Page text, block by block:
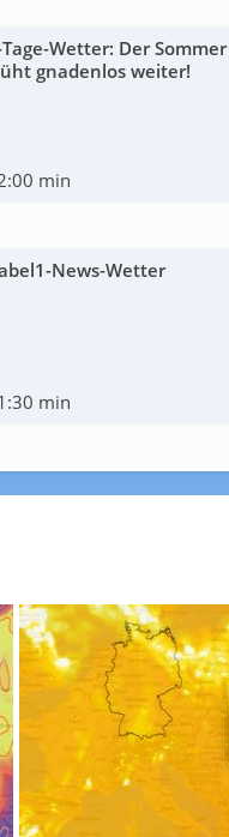
Wetter: Der Sommer
gnadenlos weiter!
min
News-Wetter
min